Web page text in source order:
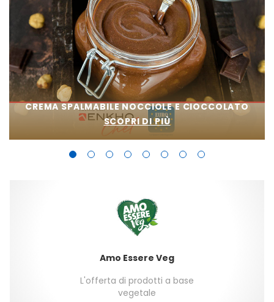
CREMA SPALMABILE NOCCIOLE E CIOCCOLATO
SCOPRI DI PIÙ
Amo Essere Veg
L'offerta di prodotti a base
vegetale